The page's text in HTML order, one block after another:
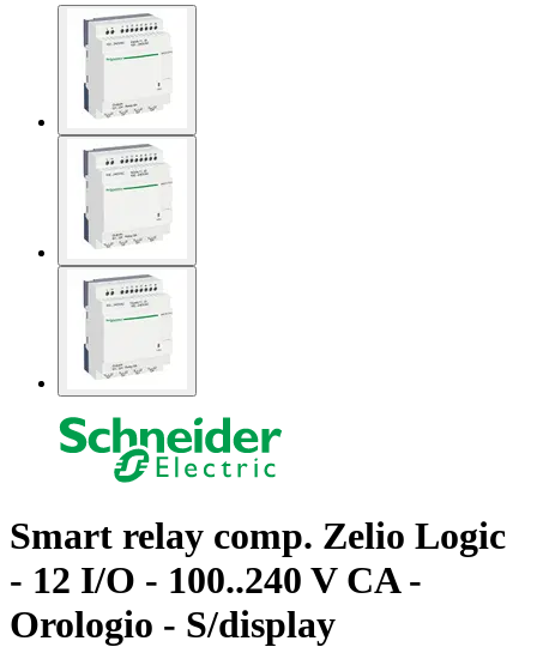
Smart relay comp. Zelio Logic
- 12 I/O - 100..240 V CA -
Orologio - S/display